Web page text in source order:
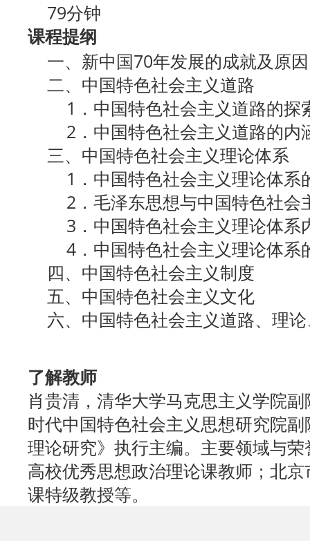
79分钟
课程提纲
一、新中国70年发展的成就及原因
二、中国特色社会主义道路
1．中国特色社会主义道路的探
2．中国特色社会主义道路的内
三、中国特色社会主义理论体系
1．中国特色社会主义理论体系
2．毛泽东思想与中国特色社会
3．中国特色社会主义理论体系
4．中国特色社会主义理论体系
四、中国特色社会主义制度
五、中国特色社会主义文化
六、中国特色社会主义道路、理
了解教师
肖贵清，清华大学马克思主义学院
时代中国特色社会主义思想研究院
理论研究》执行主编。主要领域与
高校优秀思想政治理论课教师；北
课特级教授等。